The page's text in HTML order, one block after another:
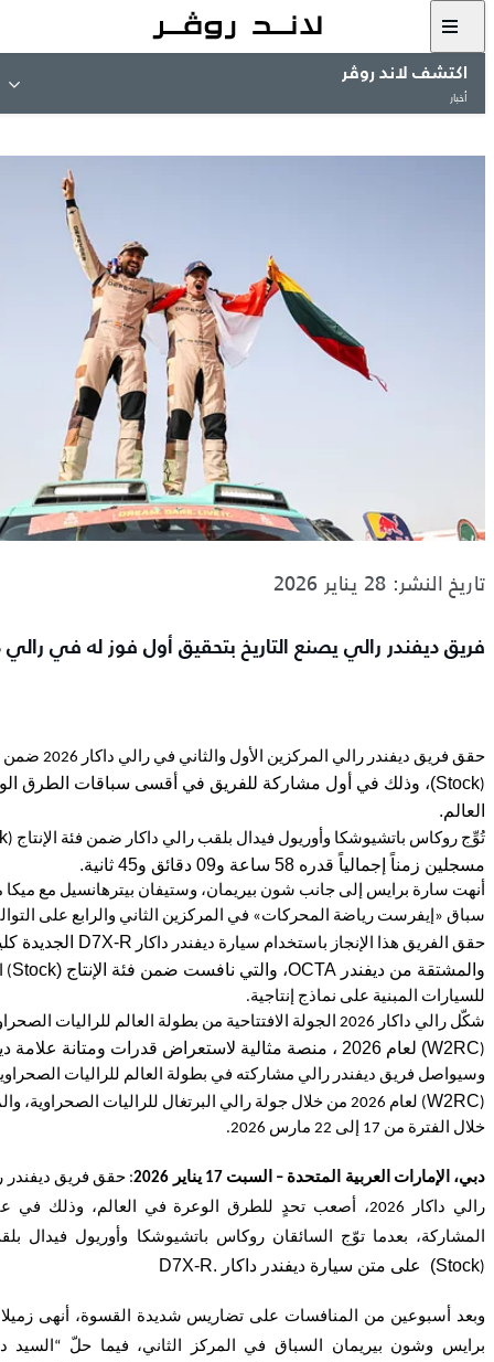
اكتشف لاند روڤر
أخبار
تاريخ النشر: 28 يناير 2026
فريق ديفندر رالي يصنع التاريخ بتحقيق أول فوز له في رالي
حقق فريق ديفندر رالي
(
Stock)، وذلك في أول مشاركة للفريق في أقسى سباقات الطرق
العالم.
تُوِّج روكاس باتشيوشكا وأوريول فيدال بلقب رالي داكار ضمن فئة الإنتاج (
مسجلين زمناً إجمالياً قدره 58 ساعة و09 دقائق و45 ثانية.
أنهت سارة برايس إلى جانب شون بيريمان، وستيفان بيترهانسيل مع ميكا
سباق «إيفرست رياضة المحركات» في المركزين الثاني والرابع على
حقق الفريق هذا الإنجاز باستخدام سيارة ديفندر داكار D7X-R
الجديدة
والمشتقة من ديفندر OCTA، والتي نافست ضمن فئة الإنتاج (Stock
)
للسيارات المبنية على نماذج إنتاجية.
شكّل رالي داكار 2026 الجولة الافتتاحية من بطولة العالم للراليات
(
W2RC) لعام 2026 ، منصة مثالية لاستعراض قدرات ومتانة علامة ديفندر.
وسيواصل فريق ديفندر رالي مشاركته في بطولة العالم للراليات
(
W2RC
) لعام 2026 من خلال جولة رالي البرتغال للراليات الصحراوية،
خلال الفترة من 17 إلى 22 مارس 2026.
دبي، الإمارات العربية المتحدة – السبت 17 يناير 2026
: حقق فريق ديفندر
رالي داكار 2026، أصعب تحدٍ للطرق الوعرة في العالم، وذلك
المشاركة، بعدما توّج السائقان روكاس باتشيوشكا وأوريول فيدال
(
Stock) على متن سيارة ديفندر داكار .D7X-R
وبعد أسبوعين من المنافسات على تضاريس شديدة القسوة، أنهى
برايس وشون بيريمان السباق في المركز الثاني، فيما حلّ “السيد